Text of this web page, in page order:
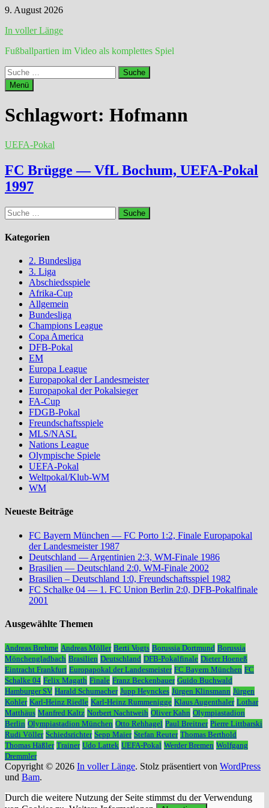
Zum
springen
9. August 2026
In voller Länge
Fußballpartien im Video als komplettes Spiel
Suche
nach:
Menü
Schlagwort: Hofmann
UEFA-Pokal
FC Brügge — VfL Bochum, UEFA-Pokal
1997
Suche
nach:
Kategorien
2. Bundesliga
3. Liga
Abschiedsspiele
Afrika-Cup
Allgemein
Bundesliga
Champions League
Copa America
DFB-Pokal
EM
Europa League
Europapokal der Landesmeister
Europapokal der Pokalsieger
FA-Cup
FDGB-Pokal
Freundschaftsspiele
MLS/NASL
Nations League
Olympische Spiele
UEFA-Pokal
Weltpokal/Klub-WM
WM
Neueste Beiträge
FC Bayern München — FC Porto 1:2, Finale Europapokal
der Landesmeister 1987
Deutschland — Argentinien 2:3, WM-Finale 1986
Brasilien — Deutschland 2:0, WM-Finale 2002
Brasilien – Deutschland 1:0, Freundschaftsspiel 1982
FC Schalke 04 — 1. FC Union Berlin 2:0, DFB-Pokalfinale
2001
Ausgewählte Themen
Andreas Brehme Andreas Möller Berti Vogts Borussia Dortmund Borussia
Mönchengladbach Brasilien Deutschland DFB-Pokalfinale Dieter Hoeneß
Eintracht Frankfurt Europapokal der Landesmeister FC Bayern München FC
Schalke 04 Felix Magath Finale Franz Beckenbauer Guido Buchwald
Hamburger SV Harald Schumacher Jupp Heynckes Jürgen Klinsmann Jürgen
Kohler Karl-Heinz Riedle Karl-Heinz Rummenigge Klaus Augenthaler Lothar
Matthäus Manfred Kaltz Norbert Nachtweih Oliver Kahn Olympiastadion
Berlin Olympiastadion München Otto Rehhagel Paul Breitner Pierre Littbarski
Rudi Völler Schiedsrichter Sepp Maier Stefan Reuter Thomas Berthold
Thomas Häßler Trainer Udo Lattek UEFA-Pokal Werder Bremen Wolfgang
Dremmler
Copyright © 2026 In voller Länge. Stolz präsentiert von WordPress
und Bam.
Durch die weitere Nutzung der Seite stimmst du der Verwendung